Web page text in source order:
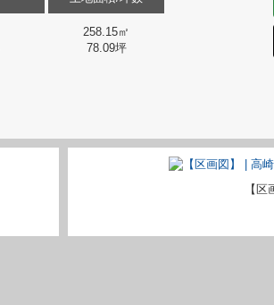
258.15㎡
78.09坪
【区